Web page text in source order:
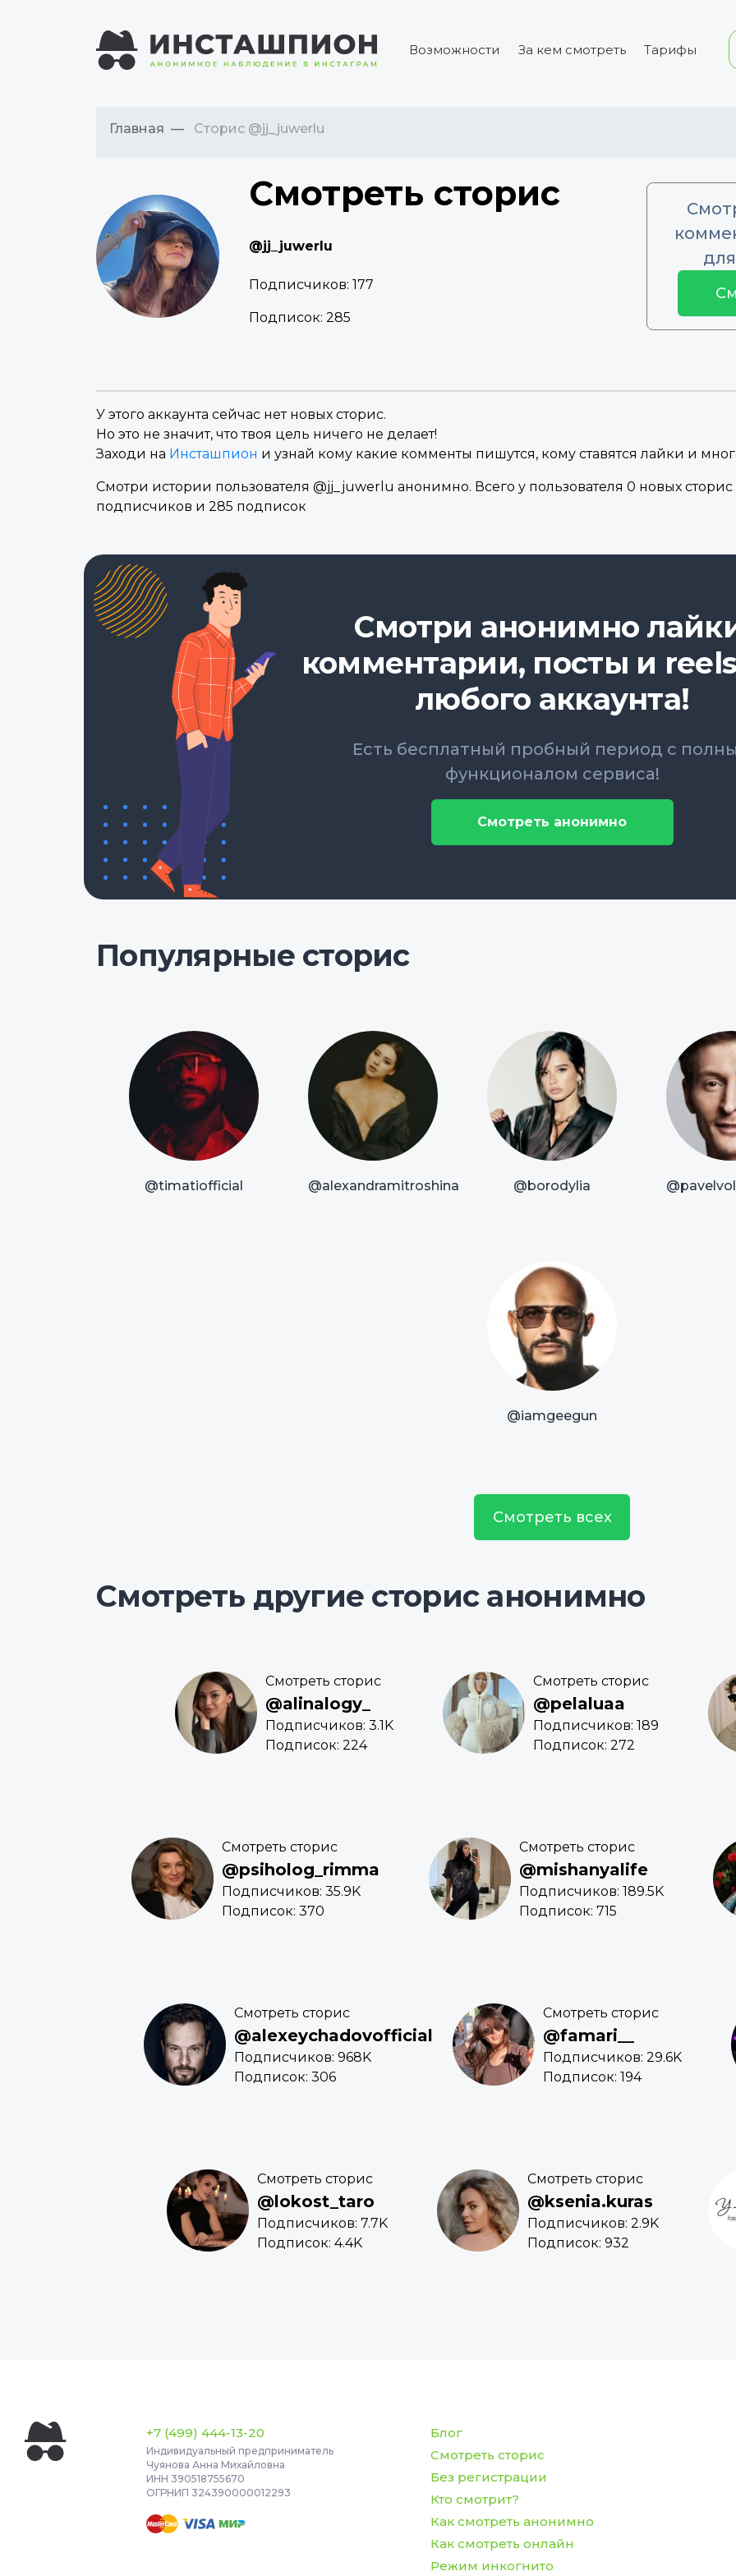
Возможности За кем смотреть Тарифы
Главная Сторис @jj_juwerlu
Смотреть сторис
@jj_juwerlu
Подписчиков: 177
Подписок: 285
У этого аккаунта сейчас нет новых сторис.
Но это не значит, что твоя цель ничего не делает!
Заходи на Инсташпион и узнай кому какие комменты пишутся, кому ставятся лайки и
Смотри истории пользователя @jj_juwerlu анонимно. Всего у пользователя 0 новых
подписчиков и 285 подписок
Смотри анонимно
комментарии, посты и
любого аккаунта!
Есть бесплатный пробный период с
функционалом сервиса!
Смотреть анонимно
Популярные сторис
@timatiofficial @alexandramitroshina @borodylia
@iamgeegun
Смотреть всех
Смотреть другие сторис анонимно
Смотреть сторис
@alinalogy_
Подписчиков: 3.1K
Подписок: 224
Смотреть сторис
@pelaluaa
Подписчиков: 189
Подписок: 272
Смотреть сторис
@psiholog_rimma
Подписчиков: 35.9K
Подписок: 370
Смотреть сторис
@mishanyalife
Подписчиков: 189.5K
Подписок: 715
Смотреть сторис
@alexeychadovofficial
Подписчиков: 968K
Подписок: 306
Смотреть сторис
@famari__
Подписчиков: 29.6K
Подписок: 194
Смотреть сторис
@lokost_taro
Подписчиков: 7.7K
Подписок: 4.4K
Смотреть сторис
@ksenia.kuras
Подписчиков: 2.9K
Подписок: 932
+7 (499) 444-13-20
Индивидуальный предприниматель
Чуянова Анна Михайловна
ИНН 390518755670
ОГРНИП 324390000012293
Блог
Смотреть сторис
Без регистрации
Кто смотрит?
Как смотреть анонимно
Как смотреть онлайн
Режим инкогнито